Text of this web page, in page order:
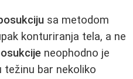
sa metodom
konturiranja tela, a ne
neophodno je
bar nekoliko